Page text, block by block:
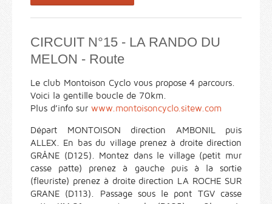
CIRCUIT N°15 - LA RANDO DU
MELON - Route
Le club Montoison Cyclo vous propose 4 parcours.
Voici la gentille boucle de 70km.
Plus d’info sur www.montoisoncyclo.sitew.com
Départ MONTOISON direction AMBONIL puis
ALLEX. En bas du village prenez à droite direction
GRÂNE (D125). Montez dans le village (petit mur
casse patte) prenez à gauche puis à la sortie
(fleuriste) prenez à droite direction LA ROCHE SUR
GRANE (D113). Passage sous le pont TGV casse